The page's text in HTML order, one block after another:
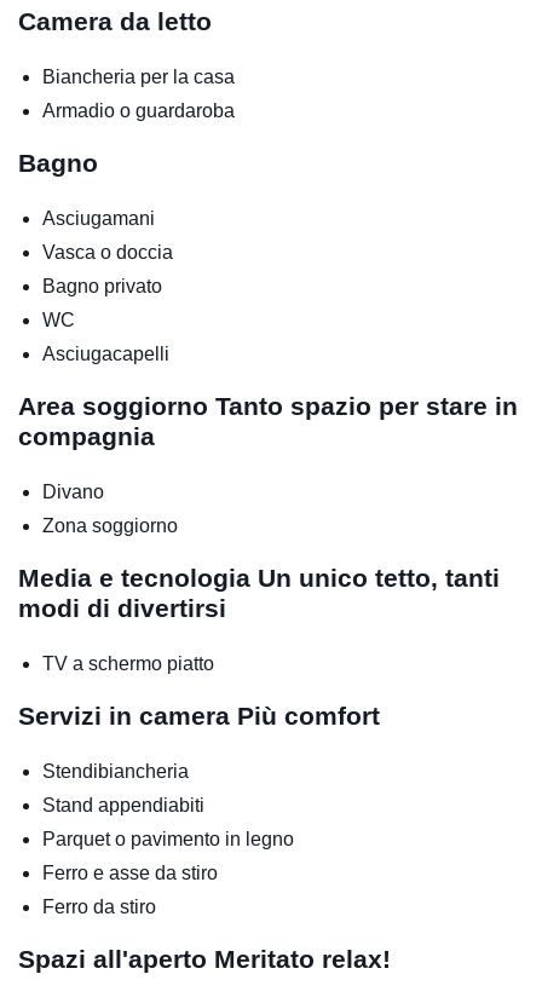
Camera da letto
Biancheria per la casa
Armadio o guardaroba
Bagno
Asciugamani
Vasca o doccia
Bagno privato
WC
Asciugacapelli
Area soggiorno Tanto spazio per stare in
compagnia
Divano
Zona soggiorno
Media e tecnologia Un unico tetto, tanti
modi di divertirsi
TV a schermo piatto
Servizi in camera Più comfort
Stendibiancheria
Stand appendiabiti
Parquet o pavimento in legno
Ferro e asse da stiro
Ferro da stiro
Spazi all'aperto Meritato relax!